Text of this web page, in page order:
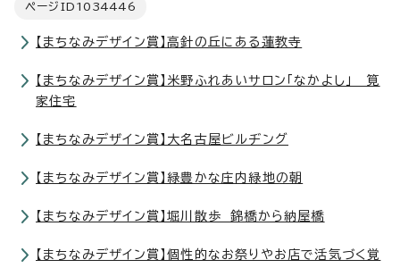
ページID 1034446
【まちなみデザイン賞】高針の丘にある蓮教寺
【まちなみデザイン賞】米野ふれあいサロン「なかよし」 筧
家住宅
【まちなみデザイン賞】大名古屋ビルヂング
【まちなみデザイン賞】緑豊かな庄内緑地の朝
【まちなみデザイン賞】堀川散歩 錦橋から納屋橋
【まちなみデザイン賞】個性的なお祭りやお店で活気づく覚